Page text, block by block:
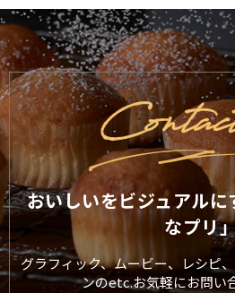
おいしいをビジュアル
なプリ
グラフィック、ムービー、レシピ
ンのetc.お気軽にお問い